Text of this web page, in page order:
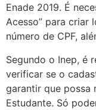
Enade 2019. É
Acesso” para criar
número de CPF,
Segundo o Inep, é
verificar se o
garantir que possa
Estudante. Só